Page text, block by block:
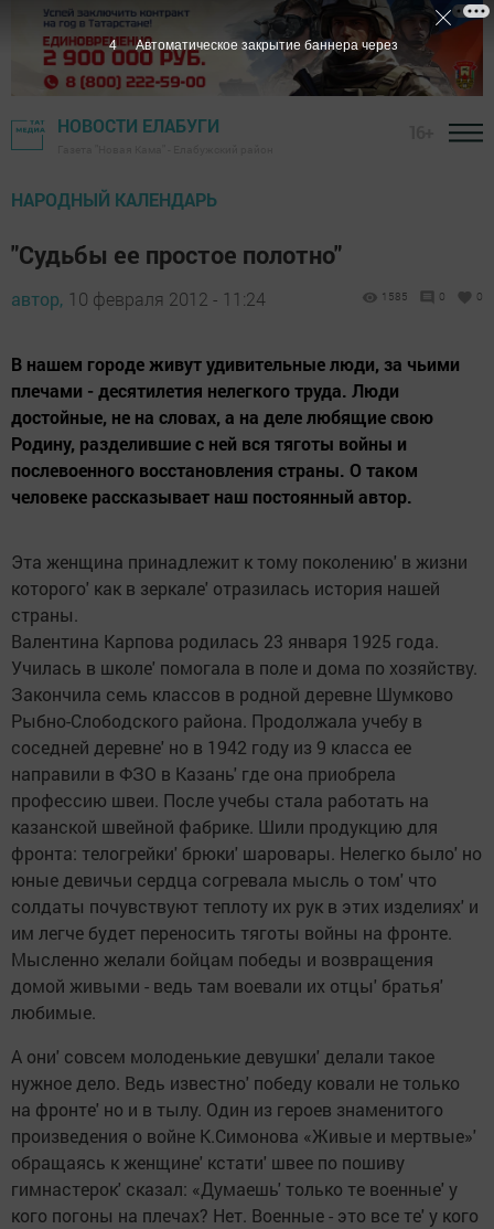
НОВОСТИ ЕЛАБУГИ
НАРОДНЫЙ КАЛЕНДАРЬ
"Судьбы ее простое полотно"
автор, 10 февраля 2012 - 11:24 1585 0 0
В нашем городе живут удивительные люди, за чьими
плечами - десятилетия нелегкого труда. Люди
достойные, не на словах, а на деле любящие свою
Родину, разделившие с ней вся тяготы войны и
послевоенного восстановления страны. О таком
человеке рассказывает наш постоянный автор.
Эта женщина принадлежит к тому поколению' в жизни
которого' как в зеркале' отразилась история нашей
страны.
Валентина Карпова родилась 23 января 1925 года.
Училась в школе' помогала в поле и дома по хозяйству.
Закончила семь классов в родной деревне Шумково
Рыбно-Слободского района. Продолжала учебу в
соседней деревне' но в 1942 году из 9 класса ее
направили в ФЗО в Казань' где она приобрела
профессию швеи. После учебы стала работать на
казанской швейной фабрике. Шили продукцию для
фронта: телогрейки' брюки' шаровары. Нелегко было' но
юные девичьи сердца согревала мысль о том' что
солдаты почувствуют теплоту их рук в этих изделиях' и
им легче будет переносить тяготы войны на фронте.
Мысленно желали бойцам победы и возвращения
домой живыми - ведь там воевали их отцы' братья'
любимые.
А они' совсем молоденькие девушки' делали такое
нужное дело. Ведь известно' победу ковали не только
на фронте' но и в тылу. Один из героев знаменитого
произведения о войне К.Симонова «Живые и мертвые»'
обращаясь к женщине' кстати' швее по пошиву
гимнастерок' сказал: «Думаешь' только те военные' у
кого погоны на плечах? Нет. Военные - это все те' у кого
3 Автоматическое закрытие баннера через